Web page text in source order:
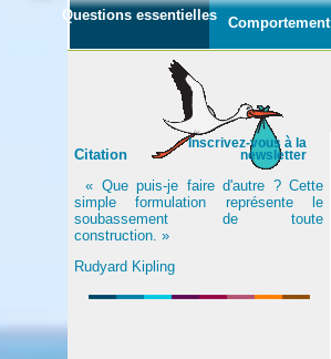
Questions essentielles Comportement
Citation
« Que puis-je faire d'autre ? Cette
simple formulation représente le
soubassement de toute
construction. »
Rudyard Kipling
Inscrivez-vous à la
newsletter